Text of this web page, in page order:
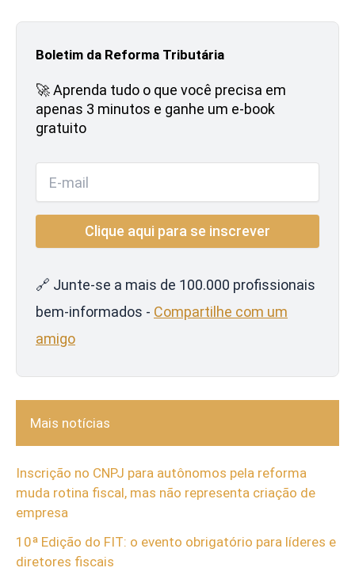
Boletim da Reforma Tributária
🚀 Aprenda tudo o que você precisa em
apenas 3 minutos e ganhe um e-book
gratuito
🔗 Junte-se a mais de 100.000 profissionais
bem-informados - Compartilhe com um
amigo
Mais notícias
Inscrição no CNPJ para autônomos pela reforma
muda rotina fiscal, mas não representa criação de
empresa
10ª Edição do FIT: o evento obrigatório para líderes e
diretores fiscais